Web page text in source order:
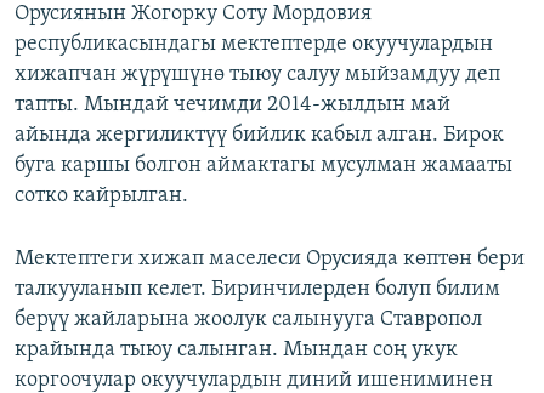
БИЗ ЖАНА ДҮЙНӨ
ДАНИСТЕ
ЭЖЕ-СИҢДИЛЕР
АЗАТТЫК+
ЫҢГАЙСЫЗ СУРООЛОР
Русский
ОНЛАЙН ШЕРИНЕ
ЭЕ/АРнун бардык сайттары
Орусиянын Жогорку Соту Мордовия
республикасындагы мектептерде окуучулардын
хижапчан жүрүшүнө тыюу салуу мыйзамдуу деп
тапты. Мындай чечимди 2014-жылдын май
айында жергиликтүү бийлик кабыл алган. Бирок
буга каршы болгон аймактагы мусулман жамааты
сотко кайрылган.
Мектептеги хижап маселеси Орусияда көптөн бери
талкууланып келет. Биринчилерден болуп билим
берүү жайларына жоолук салынууга Ставропол
крайында тыюу салынган. Мындан соң укук
коргоочулар окуучулардын диний ишениминен